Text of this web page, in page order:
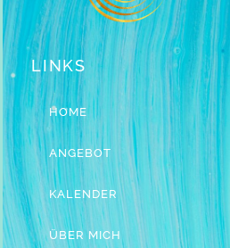
LINKS
HOME
ANGEBOT
KALENDER
ÜBER MICH